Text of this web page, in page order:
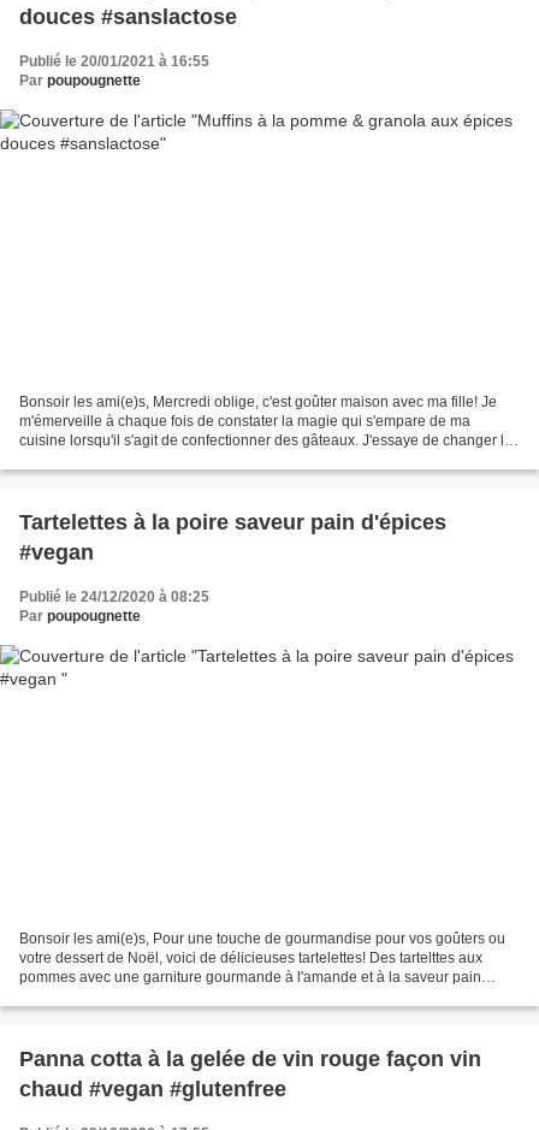
douces #sanslactose
Publié le 20/01/2021 à 16:55
Par poupougnette
Bonsoir les ami(e)s, Mercredi oblige, c'est goûter maison avec ma fille! Je
m'émerveille à chaque fois de constater la magie qui s'empare de ma
cuisine lorsqu'il s'agit de confectionner des gâteaux. J'essaye de changer les
Tartelettes à la poire saveur pain d'épices
#vegan
Publié le 24/12/2020 à 08:25
Par poupougnette
Bonsoir les ami(e)s, Pour une touche de gourmandise pour vos goûters ou
votre dessert de Noël, voici de délicieuses tartelettes! Des tartelttes aux
pommes avec une garniture gourmande à l'amande et à la saveur pain
Panna cotta à la gelée de vin rouge façon vin
chaud #vegan #glutenfree